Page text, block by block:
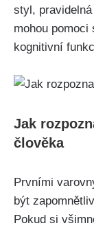
styl,
mohou
kognitivní
Jak
člověka
Prvními
být
Pokud si